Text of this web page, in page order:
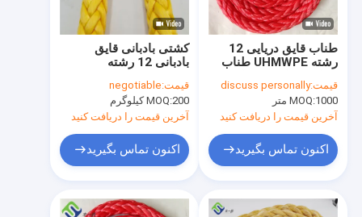
کشتی بادبانی قایق
بادبانی 12 رشته
کششی بالا
قیمت:negotiable
MOQ:200 کیلوگرم
آخرین قیمت را دریافت کنید
اکنون تماس بگیرید
طناب قایق دریایی 12
رشته UHMWPE طناب
اشعه ماوراء بنفش
قیمت:discuss personally
MOQ:1000 متر
آخرین قیمت را دریافت کنید
اکنون تماس بگیرید